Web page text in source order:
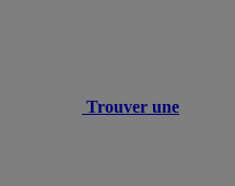
Trouver une